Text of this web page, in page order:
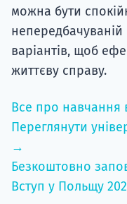
можна бути
непередбачуваній
варіантів, щоб
життєву справу.
Все про навчання
Переглянути
→
Безкоштовно
Вступ у Польщу